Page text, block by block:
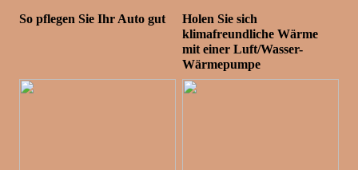
So pflegen Sie Ihr Auto gut
Holen Sie sich
klimafreundliche Wärme
mit einer Luft/Wasser-
Wärmepumpe